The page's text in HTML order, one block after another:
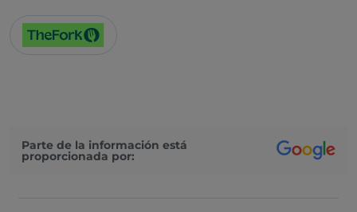
Parte de la información está
proporcionada por: